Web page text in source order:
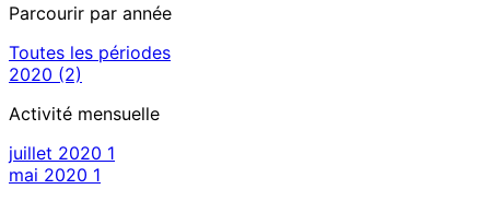
Parcourir par année
Toutes les périodes
2020 (2)
Activité mensuelle
juillet 2020 1
mai 2020 1